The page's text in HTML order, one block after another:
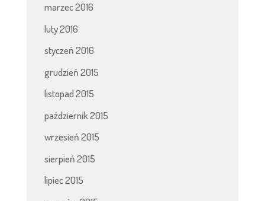
marzec 2016
luty 2016
styczeń 2016
grudzień 2015
listopad 2015
październik 2015
wrzesień 2015
sierpień 2015
lipiec 2015